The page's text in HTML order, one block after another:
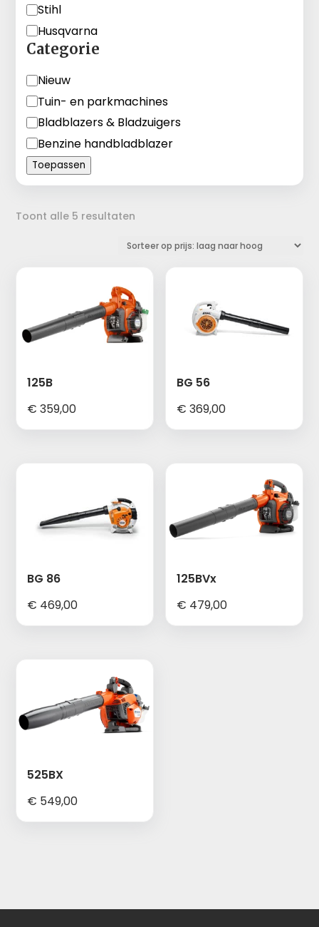
Merk
Stihl
Husqvarna
Categorie
Categorie
Nieuw
Tuin- en parkmachines
Bladblazers & Bladzuigers
Benzine handbladblazer
Toepassen
Toont alle 5 resultaten
hoog
125B
€ 359,00
BG 56
€ 369,00
BG 86
€ 469,00
125BVx
€ 479,00
525BX
€ 549,00